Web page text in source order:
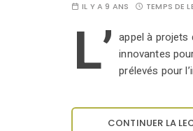
IL Y A 9 ANS TEMPS DE
L’ appel à projets
innovantes
prélevés pour
CONTINUER LA